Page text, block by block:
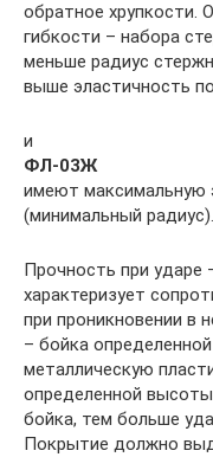
обратное хрупкости.
гибкости – набора
меньше радиус
выше эластичность
и
ФЛ-03Ж
имеют максимальную
(минимальный радиус).
Прочность при ударе
характеризует
при проникновении в
– бойка
металлическую
определенной
бойка, тем больше
Покрытие должно